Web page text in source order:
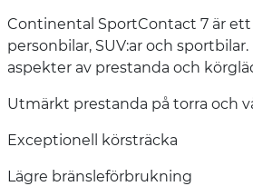
Continental SportContact 7 är
personbilar, SUV:ar och
aspekter av prestanda och
Utmärkt prestanda på torra och
Exceptionell körsträcka
Lägre bränsleförbrukning